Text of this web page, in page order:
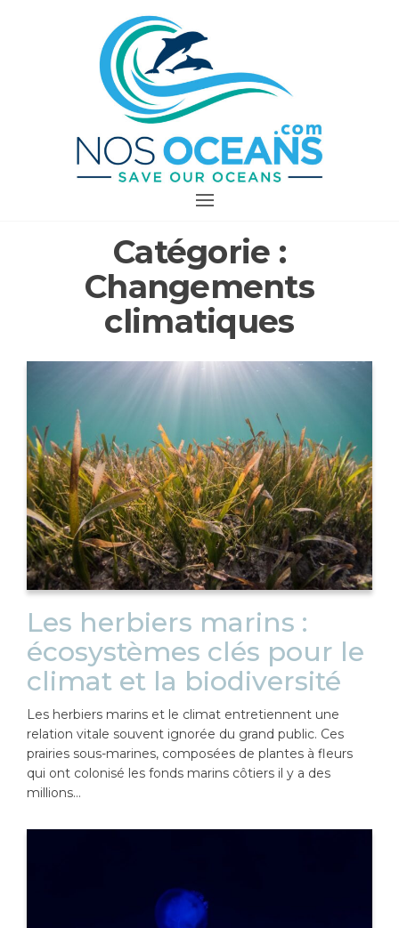
PROTÉGEONS
Catégorie :
Changements
climatiques
Les herbiers marins :
écosystèmes clés pour le
climat et la biodiversité
Les herbiers marins et le climat entretiennent une
relation vitale souvent ignorée du grand public. Ces
prairies sous-marines, composées de plantes à fleurs
qui ont colonisé les fonds marins côtiers il y a des
millions…